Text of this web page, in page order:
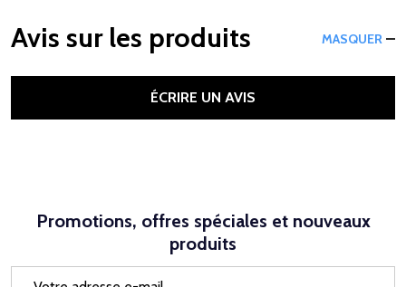
Avis sur les produits MASQUER
ÉCRIRE UN AVIS
Promotions, offres spéciales et nouveaux
produits